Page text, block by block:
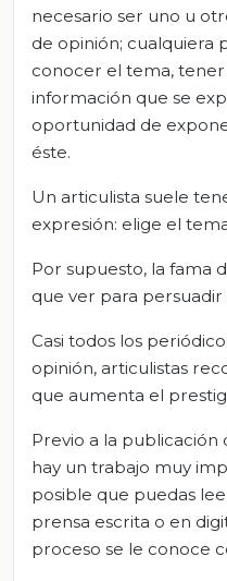
necesario ser uno u
de opinión; cualquiera
conocer el tema,
información que se
oportunidad de
éste.
Un articulista suele
expresión: elige el
Por supuesto, la fama
que ver para persuadir
Casi todos los
opinión, articulistas
que aumenta el
Previo a la publicación
hay un trabajo muy
posible que puedas
prensa escrita o en
proceso se le conoce